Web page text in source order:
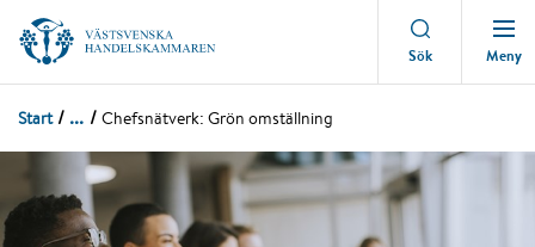
Sök Meny
Start ... Chefsnätverk: Grön omställning